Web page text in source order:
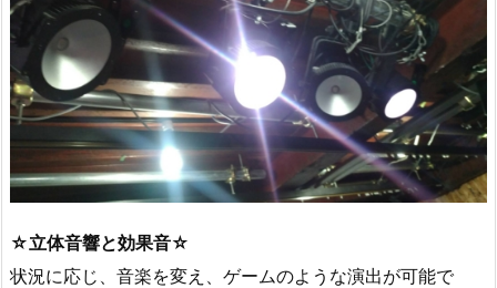
☆立体音響と効果音☆
状況に応じ、音楽を変え、ゲームのような演出が可能で